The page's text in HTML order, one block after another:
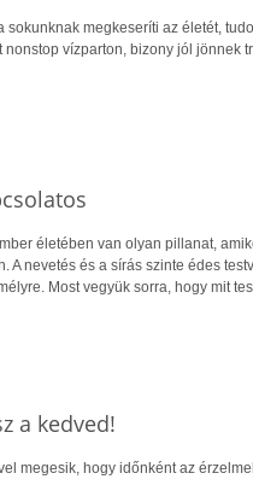
sokunknak megkeseríti az életét,
nonstop vízparton, bizony jól jönnek
életében van olyan pillanat,
A nevetés és a sírás szinte édes
Most vegyük sorra, hogy mit
a kedved!
megesik, hogy időnként az